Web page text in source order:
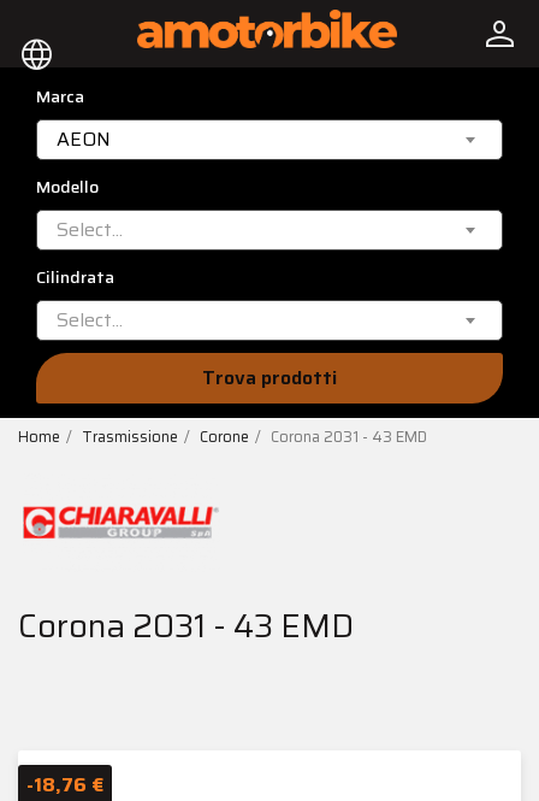
language person
Marca
AEON
Modello
Select...
Cilindrata
Select...
Trova prodotti
Home Trasmissione Corone Corona 2031 - 43 EMD
Corona 2031 - 43 EMD
-18,76 €